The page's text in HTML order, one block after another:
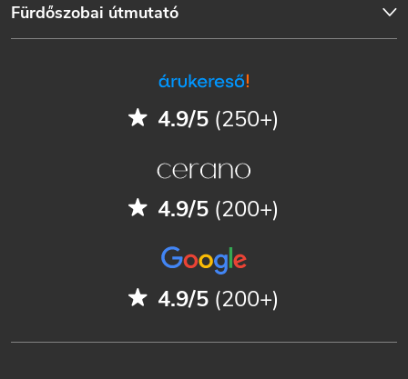
Fürdőszobai útmutató
4.9/5 (250+)
4.9/5 (200+)
4.9/5 (200+)